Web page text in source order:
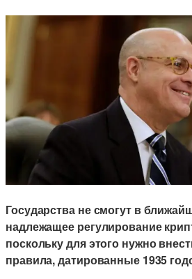
Государства не смогут в
надлежащее регулирование
поскольку для этого нужно
правила, датированные 1935